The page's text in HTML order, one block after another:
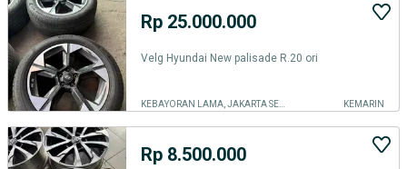
Rp 25.000.000
Velg Hyundai New palisade R.20 ori
KEMARIN
Rp 8.500.000